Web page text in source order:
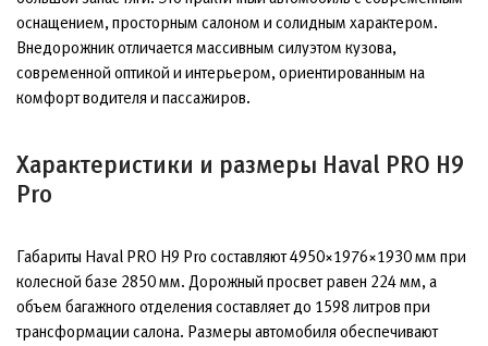
оснащением, просторным салоном и солидным характером.
Внедорожник отличается массивным силуэтом кузова,
современной оптикой и интерьером, ориентированным на
комфорт водителя и пассажиров.
Характеристики и размеры Haval PRO H9
Pro
Габариты Haval PRO H9 Pro составляют 4950×1976×1930 мм при
колесной базе 2850 мм. Дорожный просвет равен 224 мм, а
объем багажного отделения составляет до 1598 литров при
трансформации салона. Размеры автомобиля обеспечивают